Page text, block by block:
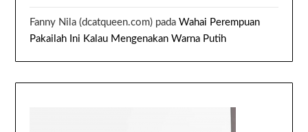
Fanny Nila (dcatqueen.com) padaWahai Perempuan
Pakailah Ini Kalau Mengenakan Warna Putih